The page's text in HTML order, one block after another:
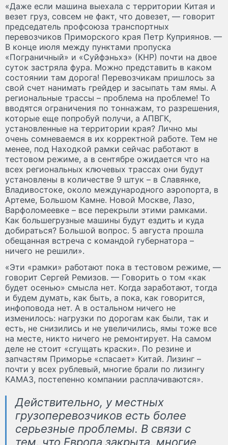
«Даже если машина выехала с территории Китая и
везет груз, совсем не факт, что довезет, — говорит
председатель профсоюза транспортных
перевозчиков Приморского края Петр Куприянов. —
В конце июля между пунктами пропуска
«Пограничный» и «Суйфэньхэ» (КНР) почти на двое
суток застряла фура. Можно представить в каком
состоянии там дорога! Перевозчикам пришлось за
свой счет нанимать грейдер и засыпать там ямы. А
региональные трассы – проблема на проблеме! То
вводятся ограничения по тоннажам, то разрешения,
которые еще попробуй получи, а АПВГК,
установленные на территории края? Лично мы
очень сомневаемся в их корректной работе. Тем не
менее, под Находкой рамки сейчас работают в
тестовом режиме, а в сентябре ожидается что на
всех региональных ключевых трассах они будут
установлены в количестве 9 штук – в Славянке,
Владивостоке, около международного аэропорта, в
Артеме, Большом Камне. Новой Москве, Лазо,
Варфоломеевке – все перекрыли этими рамками.
Как большегрузные машины будут ездить и куда
добираться? Большой вопрос. 5 августа прошла
обещанная встреча с командой губернатора –
ничего не решили».
«Эти «рамки» работают пока в тестовом режиме, —
говорит Сергей Ремизов. — Говорить о том «как
будет осенью» смысла нет. Когда заработают, тогда
и будем думать, как быть, а пока, как говорится,
инфоповода нет. А в остальном ничего не
изменилось: нагрузки по дорогам как были, так и
есть, не снизились и не увеличились, ямы тоже все
на месте, никто ничего не ремонтирует. На самом
деле не стоит «сгущать краски». По резине и
запчастям Приморье «спасает» Китай. Лизинг –
почти у всех рублевый, многие брали по лизингу
КАМАЗ, постепенно компании расплачиваются».
Действительно, у местных
грузоперевозчиков есть более
серьезные проблемы. В связи с
тем, что Европа закрыта, многие